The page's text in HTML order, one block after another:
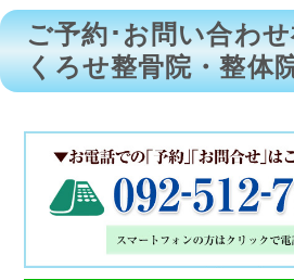
ご予約･お問い合わ
くろせ整骨院・整体